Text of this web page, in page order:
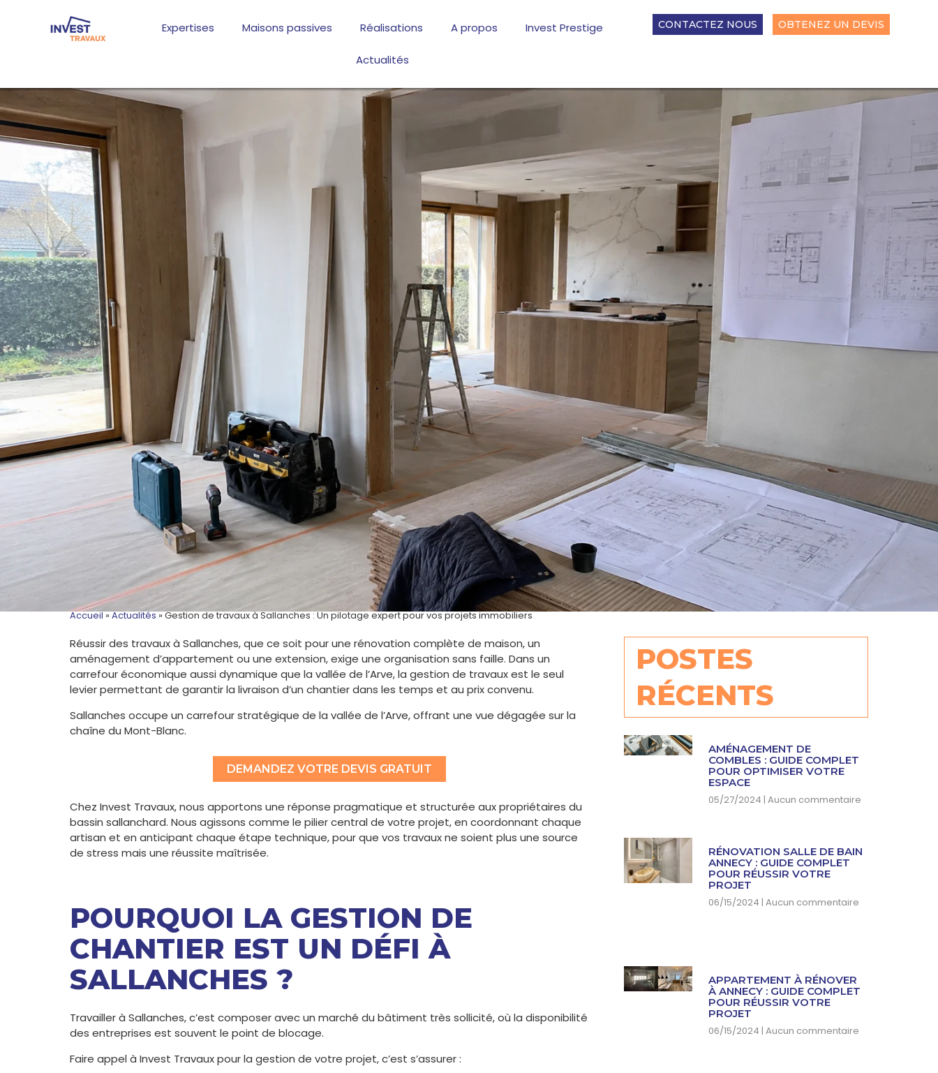
Expertises Maisons passives Réalisations A propos Invest Prestige
Actualités
CONTACTEZ NOUS OBTENEZ UN DEVIS
Accueil»Actualités»Gestion de travaux à Sallanches : Un pilotage expert pour vos projets immobiliers
Réussir des travaux à Sallanches, que ce soit pour une rénovation complète de maison, un
aménagement d’appartement ou une extension, exige une organisation sans faille. Dans un
carrefour économique aussi dynamique que la vallée de l’Arve, la gestion de travaux est le seul
levier permettant de garantir la livraison d’un chantier dans les temps et au prix convenu.
Sallanches occupe un carrefour stratégique de la vallée de l’Arve, offrant une vue dégagée sur la
chaîne du Mont-Blanc.
DEMANDEZ VOTRE DEVIS GRATUIT
Chez Invest Travaux, nous apportons une réponse pragmatique et structurée aux propriétaires du
bassin sallanchard. Nous agissons comme le pilier central de votre projet, en coordonnant chaque
artisan et en anticipant chaque étape technique, pour que vos travaux ne soient plus une source
de stress mais une réussite maîtrisée.
POURQUOI LA GESTION DE
CHANTIER EST UN DÉFI À
SALLANCHES ?
Travailler à Sallanches, c’est composer avec un marché du bâtiment très sollicité, où la disponibilité
des entreprises est souvent le point de blocage.
Faire appel à Invest Travaux pour la gestion de votre projet, c’est s’assurer :
POSTES
RÉCENTS
AMÉNAGEMENT DE
COMBLES : GUIDE COMPLET
POUR OPTIMISER VOTRE
ESPACE
05/27/2024 Aucun commentaire
RÉNOVATION SALLE DE BAIN
ANNECY : GUIDE COMPLET
POUR RÉUSSIR VOTRE
PROJET
06/15/2024 Aucun commentaire
APPARTEMENT À RÉNOVER
À ANNECY : GUIDE COMPLET
POUR RÉUSSIR VOTRE
PROJET
06/15/2024 Aucun commentaire